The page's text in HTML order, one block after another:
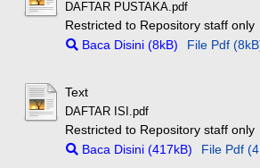
DAFTAR PUSTAKA.pdf
Restricted to Repository staff only
Baca Disini (8kB)
File Pdf
Text
DAFTAR ISI.pdf
Restricted to Repository staff only
Baca Disini (417kB)
File Pdf